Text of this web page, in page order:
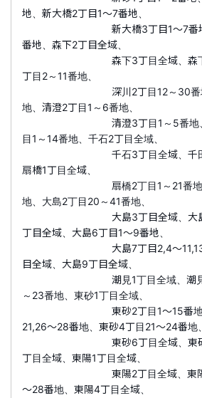
地、新大橋2丁目1～7番地、
新大橋3丁目1～7番地、
番地、森下2丁目全域、
森下3丁目全域、森下4丁
丁目2～11番地、
深川2丁目12～30番地、
地、清澄2丁目1～6番地、
清澄3丁目1～5番地、石島
目1～14番地、千石2丁目全域、
千石3丁目全域、千田1～
扇橋1丁目全域、
扇橋2丁目1～21番地、扇
地、大島2丁目20～41番地、
大島3丁目全域、大島4丁
丁目全域、大島6丁目1～9番地、
大島7丁目2,4～11,13～43
目全域、大島9丁目全域、
潮見1丁目全域、潮見2丁
～23番地、東砂1丁目全域、
東砂2丁目1～15番地、
21,26～28番地、東砂4丁目21～24番地、
東砂6丁目全域、東砂7丁
丁目全域、東陽1丁目全域、
東陽2丁目全域、東陽3丁
～28番地、東陽4丁目全域、